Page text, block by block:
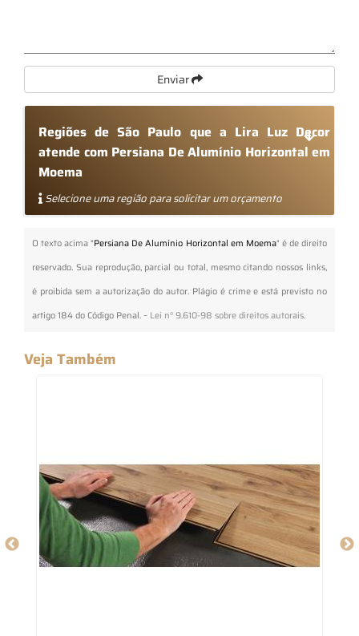
Enviar
Regiões de São Paulo que a Lira Luz Decor
atende com Persiana De Alumínio Horizontal em
Moema
Selecione uma região para solicitar um orçamento
O texto acima "Persiana De Alumínio Horizontal em Moema" é de direito
reservado. Sua reprodução, parcial ou total, mesmo citando nossos links,
é proibida sem a autorização do autor. Plágio é crime e está previsto no
artigo 184 do Código Penal. – Lei n° 9.610-98 sobre direitos autorais.
Veja Também